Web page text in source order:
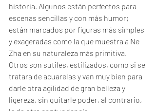
historia. Algunos están perfectos para
escenas sencillas y con más humor;
están marcados por figuras más simples
y exageradas como la que muestra a Ne
Zha en su naturaleza más primitiva.
Otros son sutiles, estilizados, como si se
tratara de acuarelas y van muy bien para
darle otra agilidad de gran belleza y
ligereza, sin quitarle poder, al contrario,